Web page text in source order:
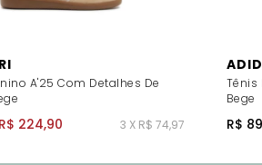
A'25 Com Detalhes De
R$ 224,90 3 X R$ 74,97
Tênis
Bege
R$